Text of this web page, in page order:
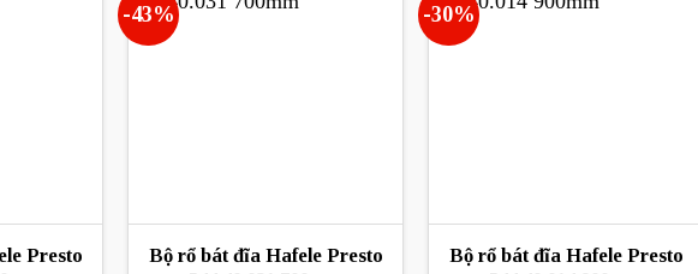
Presto
-43%
Bộ rổ bát đĩa Hafele Presto
-30%
Bộ rổ bát đĩa Hafele Presto